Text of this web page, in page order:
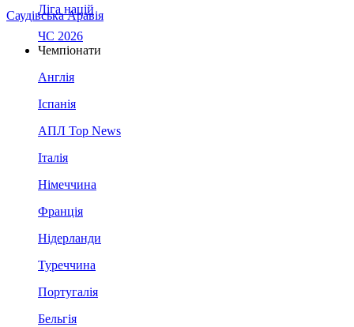
Саудівська Аравія
Ліга націй
ЧС 2026
Чемпіонати
Англія
Іспанія
АПЛ Top News
Італія
Німеччина
Франція
Нідерланди
Туреччина
Португалія
Бельгія